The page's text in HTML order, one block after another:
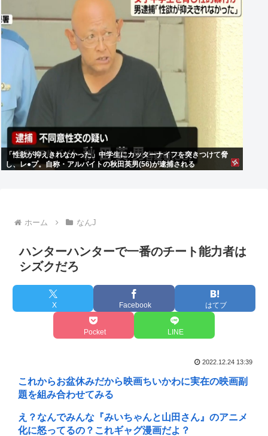
「性欲が抑えきれなかった」中学生にカッターナイフを突きつけて脅
し、レ●プ。自称・アルバイトの秋田英男(56)が逮捕される
ホーム なんJ
ハンターハンターで一番のチート能力者は
シズクだろ
X Facebook はてブ
Pocket LINE
2022.12.24 13:39
これからお盆休みだから映画ちいかわに実在の映画副
題を組み合わせてみる
え？なんでみんな『みいちゃんと山田さん』のアニメ
化に怒ってるの？これギャグ漫画だよ？